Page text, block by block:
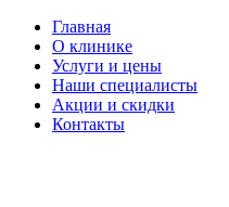
Главная
О клинике
Услуги и цены
Наши специалисты
Акции и скидки
Контакты